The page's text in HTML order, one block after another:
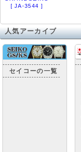
[ JA-3544 ]
人気アーカイブ
セイコーの一覧